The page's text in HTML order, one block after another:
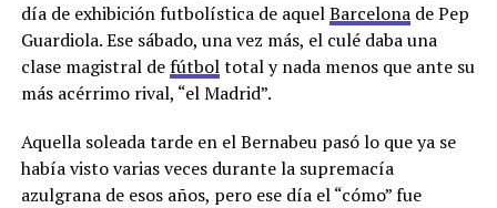
día de exhibición futbolística de aquelBarcelonade Pep
Guardiola. Ese sábado, una vez más, el culé daba una
clase magistral defútboltotal y nada menos que ante su
más acérrimo rival, “el Madrid”.
Aquella soleada tarde en el Bernabeu pasó lo que ya se
había visto varias veces durante la supremacía
azulgrana de esos años, pero ese día el “cómo” fue